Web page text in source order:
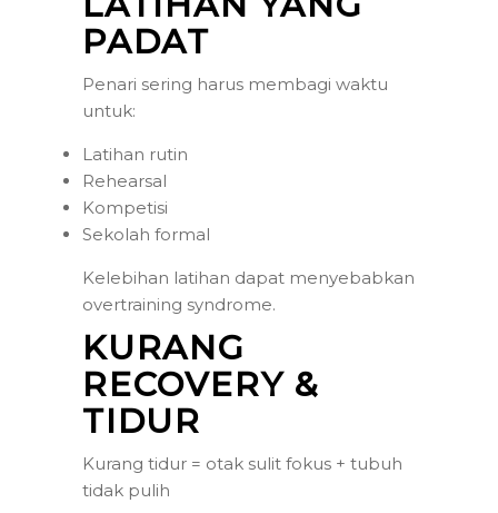
PADAT
Penari sering harus membagi waktu
untuk:
Latihan rutin
Rehearsal
Kompetisi
Sekolah formal
Kelebihan latihan dapat menyebabkan
overtraining syndrome.
KURANG
RECOVERY &
TIDUR
Kurang tidur = otak sulit fokus + tubuh
tidak pulih